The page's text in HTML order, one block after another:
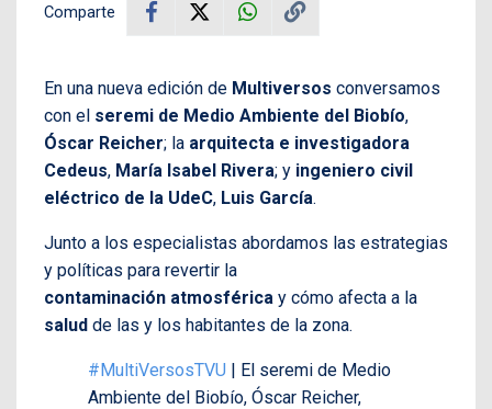
Comparte
En una nueva edición de Multiversos conversamos
con el seremi de Medio Ambiente del Biobío,
Óscar Reicher; la arquitecta e investigadora
Cedeus, María Isabel Rivera; y ingeniero civil
eléctrico de la UdeC, Luis García.
Junto a los especialistas abordamos las estrategias
y políticas para revertir la
contaminación atmosférica y cómo afecta a la
salud de las y los habitantes de la zona.
#MultiVersosTVU | El seremi de Medio
Ambiente del Biobío, Óscar Reicher,